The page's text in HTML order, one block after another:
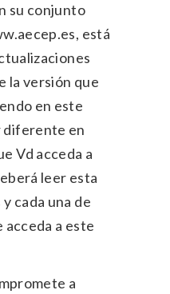
su conjunto
está
la versión que
en este
diferente en
Vd acceda a
leer esta
cada una de
acceda a este
a